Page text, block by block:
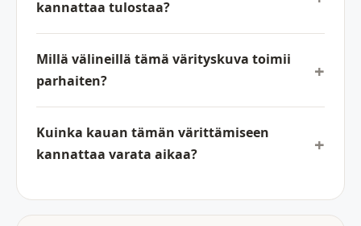
kannattaa tulostaa?
Millä välineillä tämä värityskuva toimii
parhaiten?
Kuinka kauan tämän värittämiseen
kannattaa varata aikaa?